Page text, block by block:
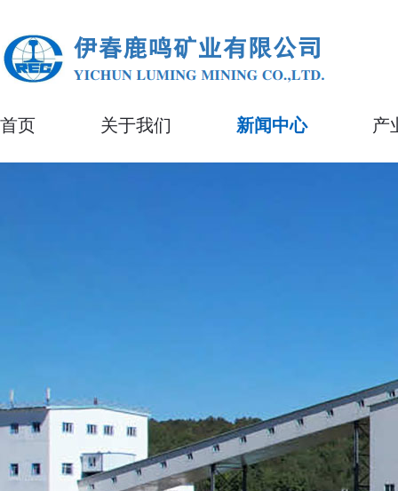
首页 关于我们 新闻中心 产